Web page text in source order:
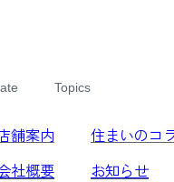
舗案内
社概要
Topics
住まいのコ
お知らせ